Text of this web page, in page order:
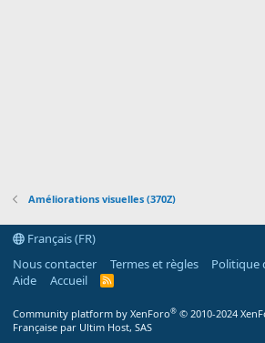
Améliorations visuelles (370Z)
Français (FR)
Nous contacter
Termes et règles
Politique
Aide
Accueil
R
Community platform by XenForo® © 2010-2024
Française par Ultim Host, SAS